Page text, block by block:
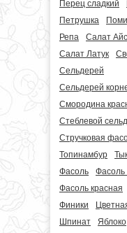
Перец сладкий
Петрушка
Репа
Салат
Салат Латук
Сельдерей
Сельдерей
Смородина
Стеблевой
Стручковая
Топинамбур
Фасоль
Фасоль
Фасоль красная
Финики
Шпинат
Яблоко